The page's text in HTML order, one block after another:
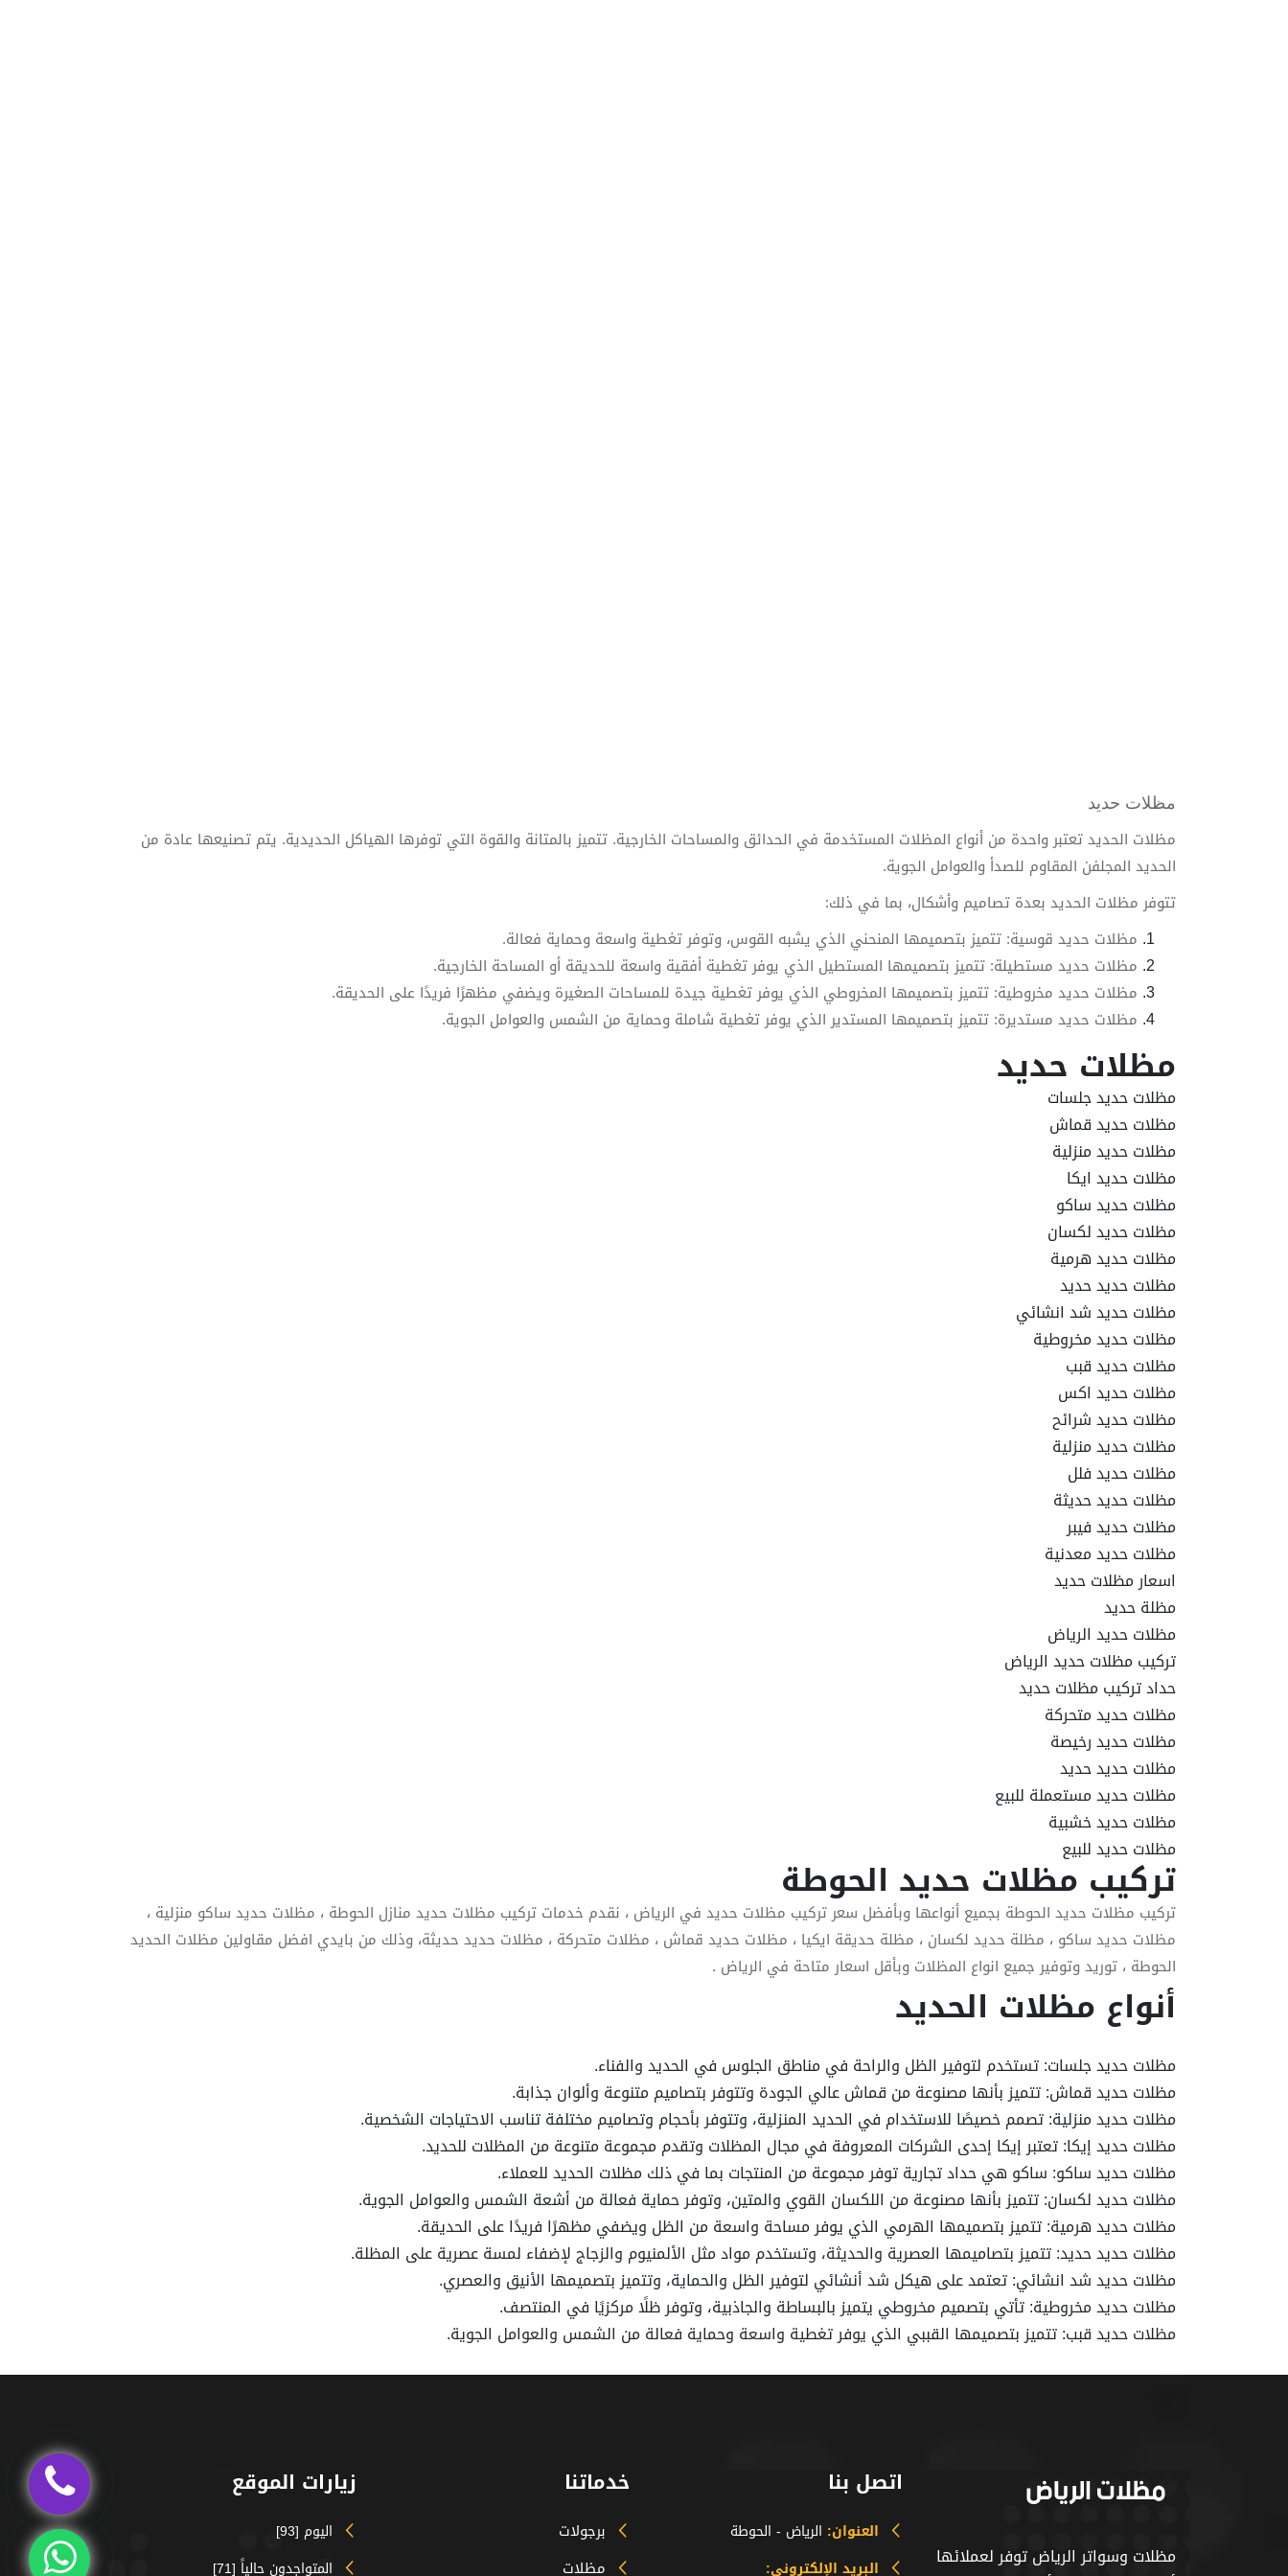
مظلات حديد
مظلات الحديد تعتبر واحدة من أنواع المظلات المستخدمة في الحدائق والمساحات الخارجية. تتميز بالمتانة والقوة التي توفرها الهياكل الحديدية. يتم تصنيعها عادة من
الحديد المجلفن المقاوم للصدأ والعوامل الجوية.
تتوفر مظلات الحديد بعدة تصاميم وأشكال، بما في ذلك:
مظلات حديد قوسية: تتميز بتصميمها المنحني الذي يشبه القوس، وتوفر تغطية واسعة وحماية فعالة.
مظلات حديد مستطيلة: تتميز بتصميمها المستطيل الذي يوفر تغطية أفقية واسعة للحديقة أو المساحة الخارجية.
مظلات حديد مخروطية: تتميز بتصميمها المخروطي الذي يوفر تغطية جيدة للمساحات الصغيرة ويضفي مظهرًا فريدًا على الحديقة.
مظلات حديد مستديرة: تتميز بتصميمها المستدير الذي يوفر تغطية شاملة وحماية من الشمس والعوامل الجوية.
مظلات حديد
مظلات حديد جلسات
مظلات حديد قماش
مظلات حديد منزلية
مظلات حديد ايكا
مظلات حديد ساكو
مظلات حديد لكسان
مظلات حديد هرمية
مظلات حديد حديد
مظلات حديد شد انشائي
مظلات حديد مخروطية
مظلات حديد قبب
مظلات حديد اكس
مظلات حديد شرائح
مظلات حديد منزلية
مظلات حديد فلل
مظلات حديد حديثة
مظلات حديد فيبر
مظلات حديد معدنية
اسعار مظلات حديد
مظلة حديد
مظلات حديد الرياض
تركيب مظلات حديد الرياض
حداد تركيب مظلات حديد
مظلات حديد متحركة
مظلات حديد رخيصة
مظلات حديد حديد
مظلات حديد مستعملة للبيع
مظلات حديد خشبية
مظلات حديد للبيع
تركيب مظلات حديد الحوطة
تركيب مظلات حديد الحوطة بجميع أنواعها وبأفضل سعر تركيب مظلات حديد في الرياض ، نقدم خدمات تركيب مظلات حديد منازل الحوطة ، مظلات حديد ساكو منزلية ،
مظلات حديد ساكو ، مظلة حديد لكسان ، مظلة حديقة ايكيا ، مظلات حديد قماش ، مظلات متحركة ، مظلات حديد حديثة، وذلك من بايدي افضل مقاولين مظلات الحديد
الحوطة ، توريد وتوفير جميع انواع المظلات وبأقل اسعار متاحة في الرياض .
أنواع مظلات الحديد
مظلات حديد جلسات: تستخدم لتوفير الظل والراحة في مناطق الجلوس في الحديد والفناء.
مظلات حديد قماش: تتميز بأنها مصنوعة من قماش عالي الجودة وتتوفر بتصاميم متنوعة وألوان جذابة.
مظلات حديد منزلية: تصمم خصيصًا للاستخدام في الحديد المنزلية، وتتوفر بأحجام وتصاميم مختلفة تناسب الاحتياجات الشخصية.
مظلات حديد إيكا: تعتبر إيكا إحدى الشركات المعروفة في مجال المظلات وتقدم مجموعة متنوعة من المظلات للحديد.
مظلات حديد ساكو: ساكو هي حداد تجارية توفر مجموعة من المنتجات بما في ذلك مظلات الحديد للعملاء.
مظلات حديد لكسان: تتميز بأنها مصنوعة من اللكسان القوي والمتين، وتوفر حماية فعالة من أشعة الشمس والعوامل الجوية.
مظلات حديد هرمية: تتميز بتصميمها الهرمي الذي يوفر مساحة واسعة من الظل ويضفي مظهرًا فريدًا على الحديقة.
مظلات حديد حديد: تتميز بتصاميمها العصرية والحديثة، وتستخدم مواد مثل الألمنيوم والزجاج لإضفاء لمسة عصرية على المظلة.
مظلات حديد شد انشائي: تعتمد على هيكل شد أنشائي لتوفير الظل والحماية، وتتميز بتصميمها الأنيق والعصري.
مظلات حديد مخروطية: تأتي بتصميم مخروطي يتميز بالبساطة والجاذبية، وتوفر ظلًا مركزيًا في المنتصف.
مظلات حديد قبب: تتميز بتصميمها القببي الذي يوفر تغطية واسعة وحماية فعالة من الشمس والعوامل الجوية.
مظلات وسواتر الرياض توفر لعملائها
اتصل بنا
العنوان: الرياض - الحوطة
البريد الإلكتروني:
خدماتنا
برجولات
مظلات
زيارات الموقع
اليوم [93]
المتواجدون حالياً [71]